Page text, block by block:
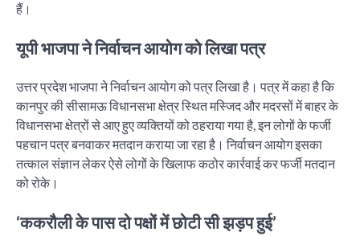
हैं।
यूपी भाजपा ने निर्वाचन आयोग को लिखा पत्र
उत्तर प्रदेश भाजपा ने निर्वाचन आयोग को पत्र लिखा है। पत्र में कहा है कि
कानपुर की सीसामऊ विधानसभा क्षेत्र स्थित मस्जिद और मदरसों में बाहर के
विधानसभा क्षेत्रों से आए हुए व्यक्तियों को ठहराया गया है, इन लोगों के फर्जी
पहचान पत्र बनवाकर मतदान कराया जा रहा है। निर्वाचन आयोग इसका
तत्काल संज्ञान लेकर ऐसे लोगों के खिलाफ कठोर कार्रवाई कर फर्जी मतदान
को रोके।
‘ककरौली के पास दो पक्षों में छोटी सी झड़प हुई’